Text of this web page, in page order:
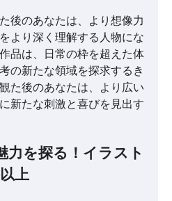
後のあなたは、より想像力
より深く理解する人物にな
品は、日常の枠を超えた体
の新たな領域を探求するき
た後のあなたは、より広い
新たな刺激と喜びを見出す
力を探る！イラスト
上